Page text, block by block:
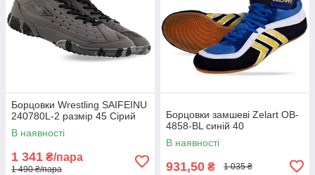
Борцовки Wrestling SAIFEINU
240780L-2 размір 45 Сірий
В наявності
1 341 ₴/пара
1 490 ₴/пара
Борцовки замшеві Zelart OB-
4858-BL синій 40
В наявності
931,50 ₴ 1 035 ₴